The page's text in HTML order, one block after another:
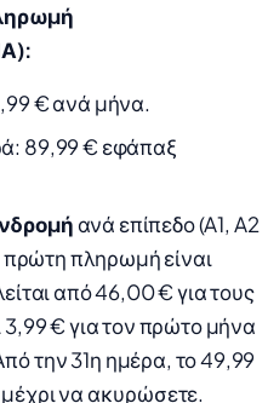
€ ανά μήνα.
89,99 € εφάπαξ
ανά επίπεδο (A1, A2
πληρωμή είναι
από 46,00 € για τους
€ για τον πρώτο μήνα
την 31η ημέρα, το 49,99
να ακυρώσετε.